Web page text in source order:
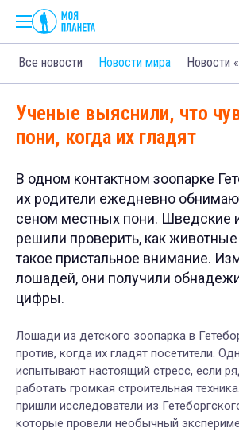
Все новости Новости мира Новости
Ученые выяснили, что
пони, когда их гладят
В одном контактном зоопарке
их родители ежедневно
сеном местных пони. Шведские
решили проверить, как
такое пристальное внимание.
лошадей, они получили
цифры.
Лошади из детского зоопарка в
против, когда их гладят посетители.
испытывают настоящий стресс, если
работать громкая строительная
пришли исследователи из
которые провели необычный